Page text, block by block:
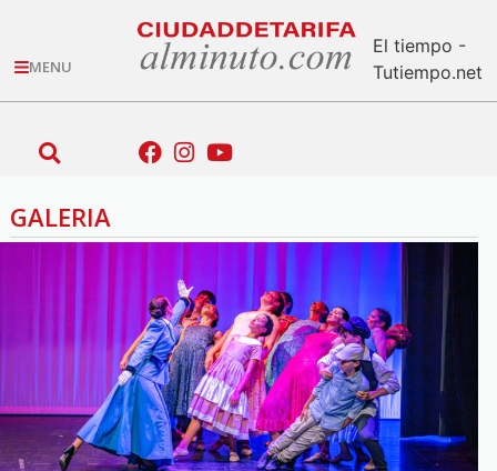
MENU
El tiempo -
Tutiempo.net
GALERIA